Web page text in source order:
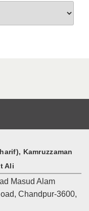
Kamruzzaman
Ali
Masud Alam
Chandpur-3600,